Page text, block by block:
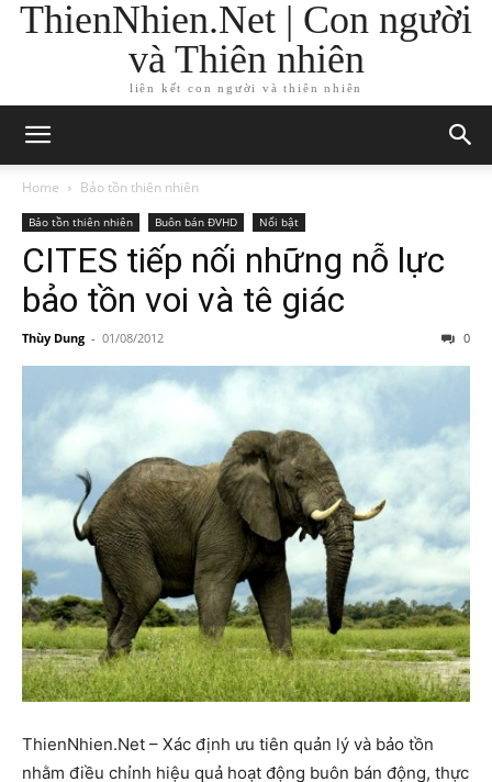
ThienNhien.Net | Con người
và Thiên nhiên
liên kết con người và thiên nhiên
Home Bảo tồn thiên nhiên
Bảo tồn thiên nhiên Buôn bán ĐVHD Nổi bật
CITES tiếp nối những nỗ lực
bảo tồn voi và tê giác
Thùy Dung - 01/08/2012 0
ThienNhien.Net – Xác định ưu tiên quản lý và bảo tồn
nhằm điều chỉnh hiệu quả hoạt động buôn bán động, thực